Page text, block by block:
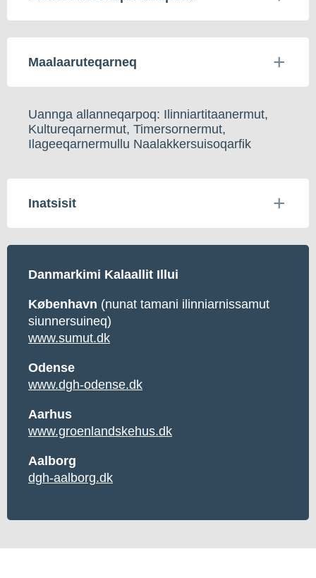
Maalaaruteqarneq
Uannga allanneqarpoq: Ilinniartitaanermut,
Kultureqarnermut, Timersornermut,
Ilageeqarnermullu Naalakkersuisoqarfik
Inatsisit
Danmarkimi Kalaallit Illui
København (nunat tamani ilinniarnissamut
siunnersuineq)
www.sumut.dk
Odense
www.dgh-odense.dk
Aarhus
www.groenlandskehus.dk
Aalborg
dgh-aalborg.dk